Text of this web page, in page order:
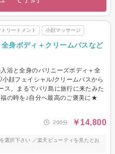
トリートメント 小顔マッサージ
身ボディ＋クリームバスなど
浴と全身のバリニーズボディ＋全
顔フェイシャル/クリームバスから
ス。まるでバリ島に旅行に来たみた
の時を♪自分へ最高のご褒美に★
200分 ￥14,800
選択下さい ／楽天ビューティを見たとお